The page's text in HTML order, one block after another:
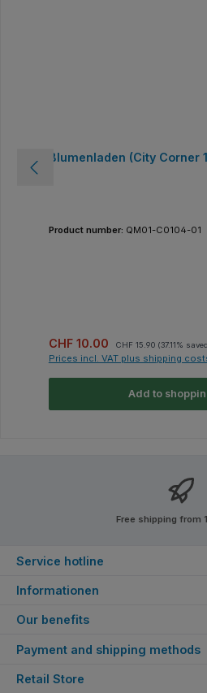
Blumenladen (City Corner
Product number: QM01-C0104-01
Sale price:
CHF 10.00 CHF 15.90 (37.11%
Prices incl. VAT plus shipping
Add to
Free shipping from
Service hotline
Informationen
Our benefits
Payment and shipping methods
Retail Store